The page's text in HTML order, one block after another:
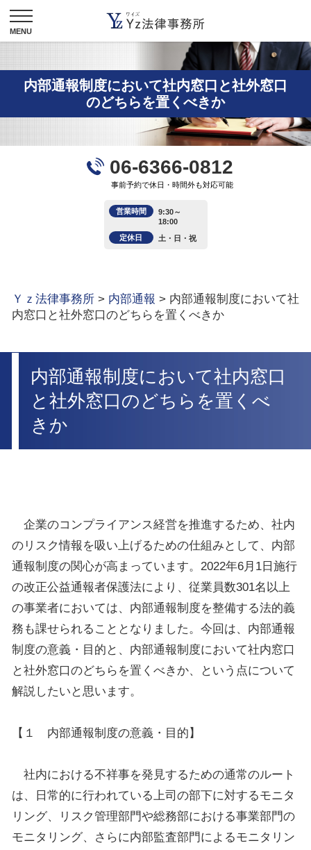
内部通報制度において社内窓口と社外窓口
のどちらを置くべきか
06-6366-0812
事前予約で休日・時間外も対応可能
営業時間
9:30～
18:00
定休日
土・日・祝
Ｙｚ法律事務所 > 内部通報 > 内部通報制度において社
内窓口と社外窓口のどちらを置くべきか
内部通報制度において社内窓口
と社外窓口のどちらを置くべ
きか
企業のコンプライアンス経営を推進するため、社内
のリスク情報を吸い上げるための仕組みとして、内部
通報制度の関心が高まっています。 2022年6月 1 日施行
の改正公益通報者保護法により、従業員数301名以上
の事業者においては、内部通報制度を整備する法的義
務も課せられることとなりました。今回は、内部通報
制度の意義・目的と、内部通報制度において社内窓口
と社外窓口のどちらを置くべきか、という点について
解説したいと思います。
【１ 内部通報制度の意義・目的】
社内における不祥事を発見するための通常のルート
は、日常的に行われている上司の部下に対するモニタ
リング、リスク管理部門や総務部における事業部門の
モニタリング、さらに内部監査部門によるモニタリン